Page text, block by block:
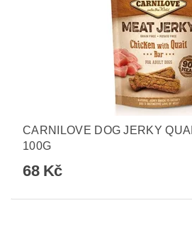
CARNILOVE DOG JERKY
100G
68 Kč